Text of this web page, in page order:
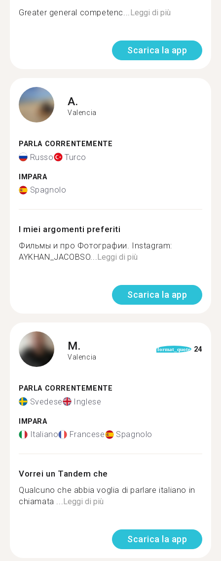
Greater general competenc...Leggi di più
Scarica la app
A.
Valencia
PARLA CORRENTEMENTE
Russo Turco
IMPARA
Spagnolo
I miei argomenti preferiti
Фильмы и про Фотографии. Instagram:
AYKHAN_JACOBSO...Leggi di più
Scarica la app
M.
Valencia
format_quote 24
PARLA CORRENTEMENTE
Svedese Inglese
IMPARA
Italiano Francese Spagnolo
Vorrei un Tandem che
Qualcuno che abbia voglia di parlare italiano in
chiamata ...Leggi di più
Scarica la app